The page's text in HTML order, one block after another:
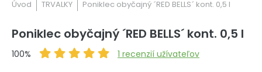
Úvod TRVALKY Poniklec obyčajný ´RED BELLS´ kont. 0,5 l
Poniklec obyčajný ´RED BELLS´ kont. 0,5 l
100% 1 recenzií užívateľov